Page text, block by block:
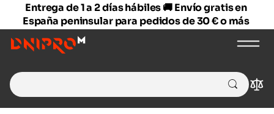
Entrega de 1 a 2 días hábiles 🚚 Envío gratis en
España peninsular para pedidos de 30 € o más
Search
for: